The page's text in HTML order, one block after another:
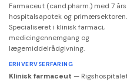
Farmaceut (cand.pharm.) med 7
hospitalsapotek og primærsektoren.
Specialiseret i klinisk farmaci,
medicingennemgang og
lægemiddelrådgivning.
ERHVERVSERFARING
Klinisk farmaceut —